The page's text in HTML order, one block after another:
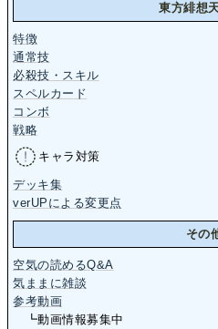
東方緋想
特徴
通常技
必殺技・スキル
スペルカード
コンボ
戦略
キャラ対策
デッキ集
verUPによる変更点
その
空気の読めるQ&A
気ままに雑談
参考動画
┗動画情報募集中